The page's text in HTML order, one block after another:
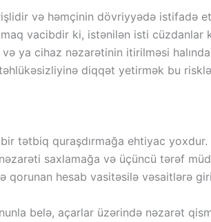
və həmçinin dövriyyədə istifadə
vacibdir ki, istənilən isti
ya cihaz nəzarətinin itirilməsi
diqqət yetirmək bu
tətbiq quraşdırmağa ehtiyac
saxlamağa və üçüncü tərəf
hesab vasitəsilə vəsaitlərə
belə, açarlar üzərində nəzarət